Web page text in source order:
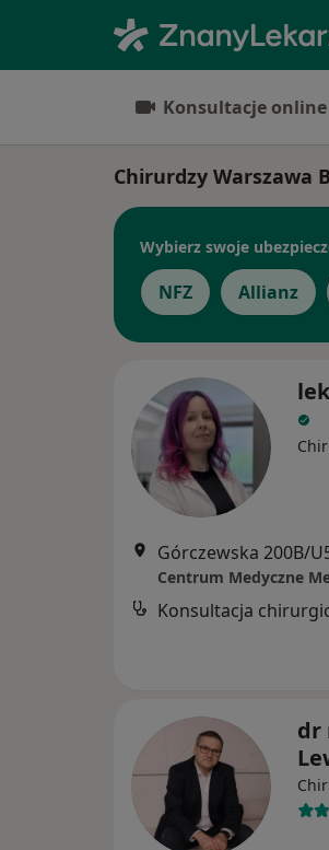
Konsultacje online
Chirurdzy Warszawa
Wybierz swoje
NFZ Allianz
Górczewska 200B/
Centrum Medyczne
Konsultacja
dr